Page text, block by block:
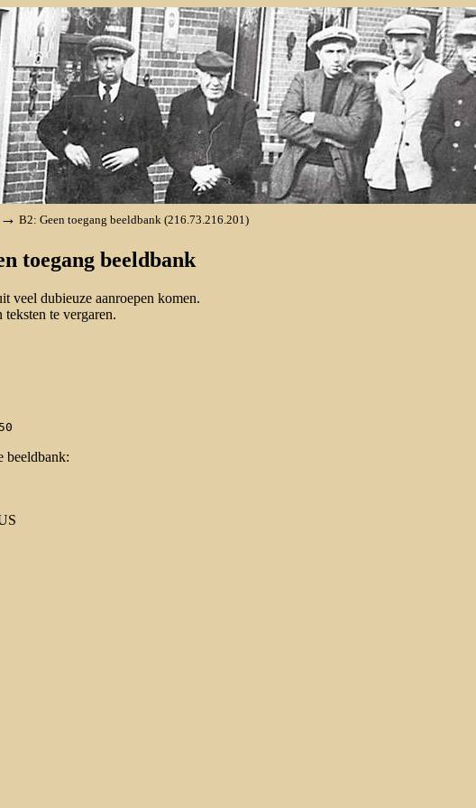
→ B2: Geen toegang beeldbank (216.73.216.201)
toegang beeldbank
veel dubieuze aanroepen komen.
te vergaren.
beeldbank: